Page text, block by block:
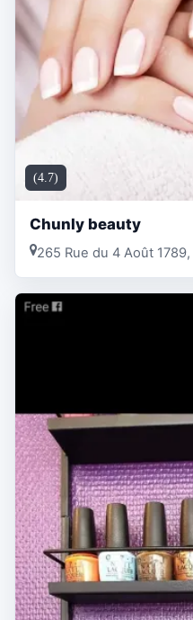
(4.7)
Chunly beauty
265 Rue du 4 Août